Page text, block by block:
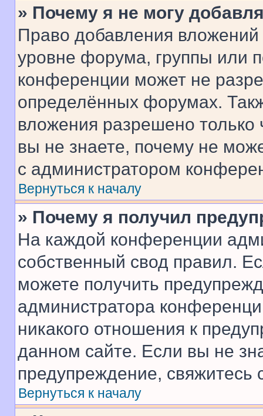
» Почему я не могу
Право добавления
уровне форума, группы или
конференции может не
определённых форумах.
вложения разрешено
вы не знаете, почему не
с администратором
Вернуться к началу
» Почему я получил
На каждой конференции
собственный свод правил.
можете получить
администратора
никакого отношения к
данном сайте. Если вы не
предупреждение,
Вернуться к началу